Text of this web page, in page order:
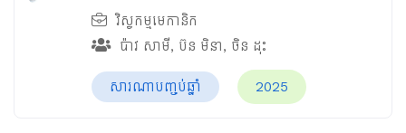
វិស្វកម្មមេកានិក
ប៉ាវ សាមី, ប៊ន មិនា, ចិន ដុះ
សារណាបញ្ចប់ឆ្នាំ 2025